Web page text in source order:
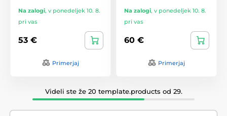
Na zalogi, v ponedeljek 10. 8.
pri vas
53 €
Primerjaj
Na zalogi, v ponedeljek 10. 8.
pri vas
60 €
Primerjaj
Videli ste že 20 template.products od 29.